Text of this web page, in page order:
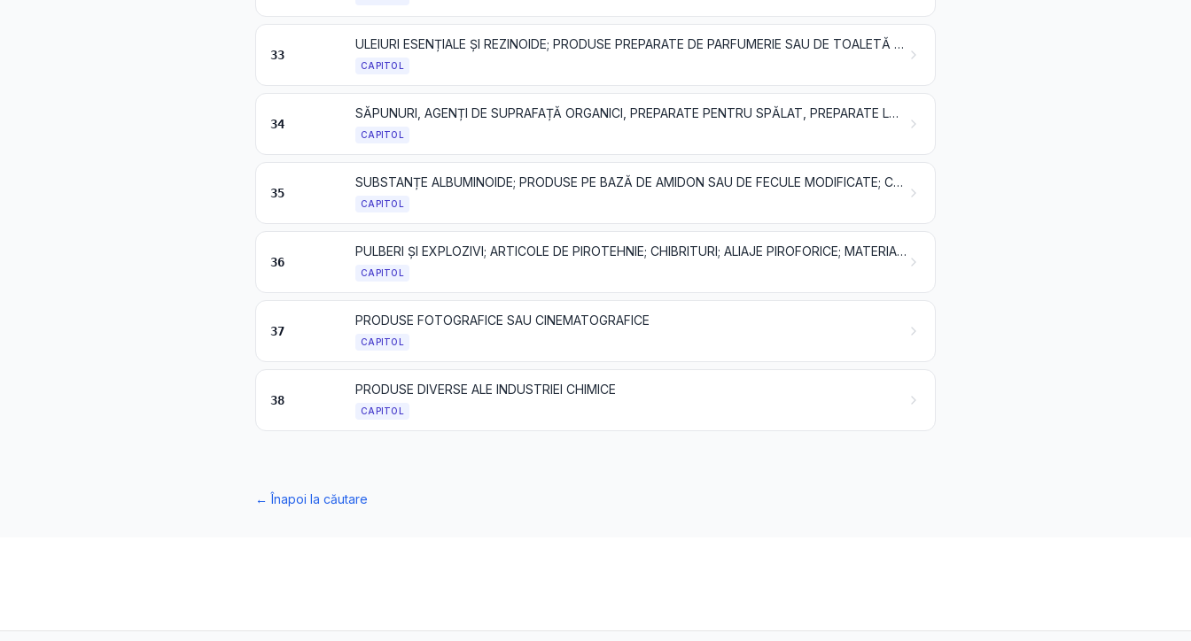
33
ULEIURI ESENȚIALE ȘI REZINOIDE; PRODUSE PREPARATE DE PARFUMERIE SAU DE TOALETĂ ȘI PREPARATE COSMETICE
CAPITOL
34
SĂPUNURI, AGENȚI DE SUPRAFAȚĂ ORGANICI, PREPARATE PENTRU SPĂLAT, PREPARATE LUBRIFIANTE, CEARĂ ARTIFICIALĂ, CEARĂ PREPARATĂ, PRODUSE PENTRU ÎNTREȚINERE, LUMÂNĂRI ȘI ARTICOLE SIMILARE, PASTE PENTRU MODELARE, „CEARĂ DENTARĂ” ȘI PREPARATE DENTARE PE BAZĂ DE IPSOS
CAPITOL
35
SUBSTANȚE ALBUMINOIDE; PRODUSE PE BAZĂ DE AMIDON SAU DE FECULE MODIFICATE; CLEIURI; ENZIME
CAPITOL
36
PULBERI ȘI EXPLOZIVI; ARTICOLE DE PIROTEHNIE; CHIBRITURI; ALIAJE PIROFORICE; MATERIALE INFLAMABILE
CAPITOL
37
PRODUSE FOTOGRAFICE SAU CINEMATOGRAFICE
CAPITOL
38
PRODUSE DIVERSE ALE INDUSTRIEI CHIMICE
CAPITOL
←Înapoi la căutare